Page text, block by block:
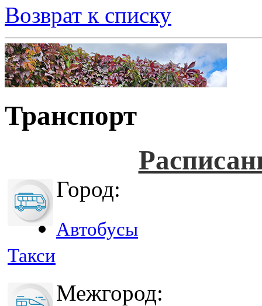
Возврат к списку
Транспорт
Город:
Автобусы
Такси
Межгород: